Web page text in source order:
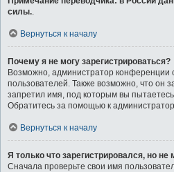
силы..
Вернуться к началу
Почему я не могу зарегистрироваться?
Возможно, администратор конференции
пользователей. Также возможно, что он
запретил имя, под которым вы пытаетесь
Обратитесь за помощью к
Вернуться к началу
Я только что зарегистрировался, но не
Сначала проверьте свои имя